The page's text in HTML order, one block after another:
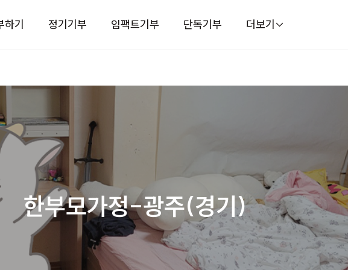
하기 정기기부 임팩트기부 단독기부 더보기
한부모가정-광주(경기)